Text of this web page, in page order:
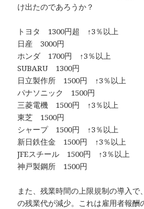
け出たのであろうか？
トヨタ 1300円超 ↑3％以上
日産 3000円
ホンダ 1700円 ↑3％以上
SUBARU 1300円
日立製作所 1500円 ↑3％以上
パナソニック 1500円
三菱電機 1500円 ↑3％以上
東芝 1500円
シャープ 1500円 ↑3％以上
新日鉄住金 1500円 ↑3％以上
JFEスチール 1500円 ↑3％以上
神戸製鋼所 1500円
また、残業時間の上限規制の導入で
の残業代が減少。これは雇用者報酬